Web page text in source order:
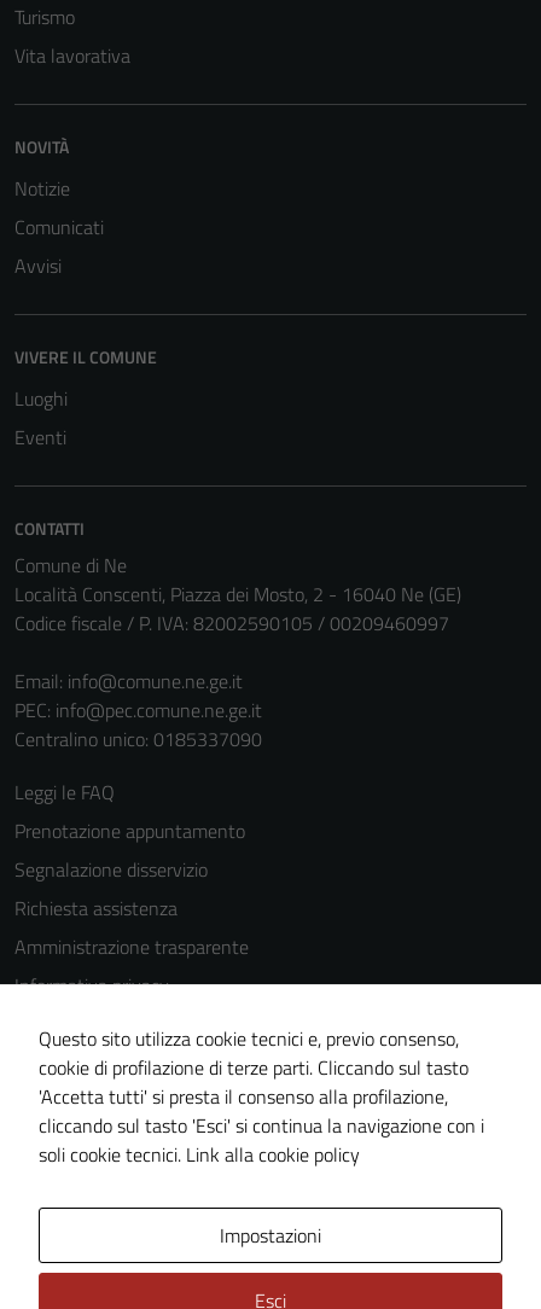
Turismo
Vita lavorativa
NOVITÀ
Notizie
Comunicati
Avvisi
VIVERE IL COMUNE
Luoghi
Eventi
CONTATTI
Comune di Ne
Località Conscenti, Piazza dei Mosto, 2 - 16040 Ne (GE)
Codice fiscale / P. IVA: 82002590105 / 00209460997
Email: info@comune.ne.ge.it
PEC: info@pec.comune.ne.ge.it
Centralino unico: 0185337090
Leggi le FAQ
Prenotazione appuntamento
Segnalazione disservizio
Richiesta assistenza
Amministrazione trasparente
Informativa privacy
Cookie Policy
Note legali
Dichiarazione di accessibilità
Piano di miglioramento del sito
Questo sito utilizza cookie tecnici e, previo consenso,
cookie di profilazione di terze parti. Cliccando sul tasto
'Accetta tutti' si presta il consenso alla profilazione,
cliccando sul tasto 'Esci' si continua la navigazione con i
soli cookie tecnici. Link alla cookie policy
Impostazioni
Esci
Questi cookie
sono necessari